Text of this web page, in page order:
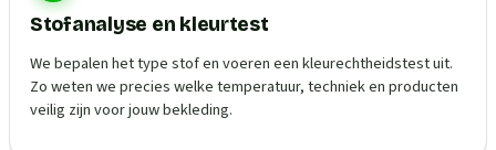
Stofanalyse en kleurtest
We bepalen het type stof en voeren een kleurechtheidstest uit.
Zo weten we precies welke temperatuur, techniek en producten
veilig zijn voor jouw bekleding.